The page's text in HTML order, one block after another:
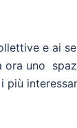
e ai
ora uno
più